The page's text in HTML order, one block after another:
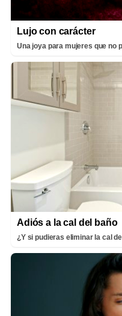
Lujo con carácter
Una joya para mujeres que no
Adiós a la cal del baño
¿Y si pudieras eliminar la cal